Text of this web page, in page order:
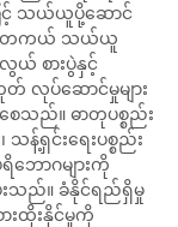
င့် သယ်ယူပို့ဆောင်
မှန်တကယ် သယ်ယူ
ယ် စားပွဲနှင့်
လုပ်ဆောင်မှုများ
ေသည်။ ဓာတုပစ္စည်း
န့်ရှင်းရေးပစ္စည်း
ဘောဂများကို
းသည်။ ခံနိုင်ရည်ရှိမှု
းထိုးနိုင်မှုကို